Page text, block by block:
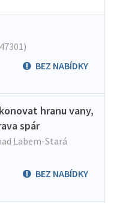
BEZ NABÍDKY
hranu vany,
spár
Labem-Stará
BEZ NABÍDKY